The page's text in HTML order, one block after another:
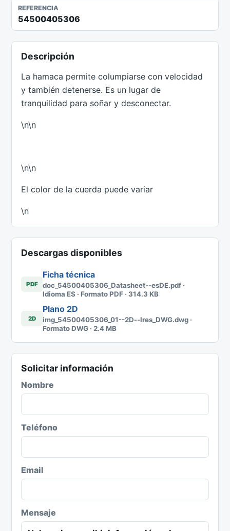
REFERENCIA
54500405306
Descripción
La hamaca permite columpiarse con velocidad
y también detenerse. Es un lugar de
tranquilidad para soñar y desconectar.
\n\n
\n\n
El color de la cuerda puede variar
\n
Descargas disponibles
PDF
Ficha técnica
doc_54500405306_Datasheet--esDE.pdf ·
Idioma ES · Formato PDF · 314.3 KB
2D
Plano 2D
img_54500405306_01--2D--lres_DWG.dwg ·
Formato DWG · 2.4 MB
Solicitar información
Nombre
Teléfono
Email
Mensaje